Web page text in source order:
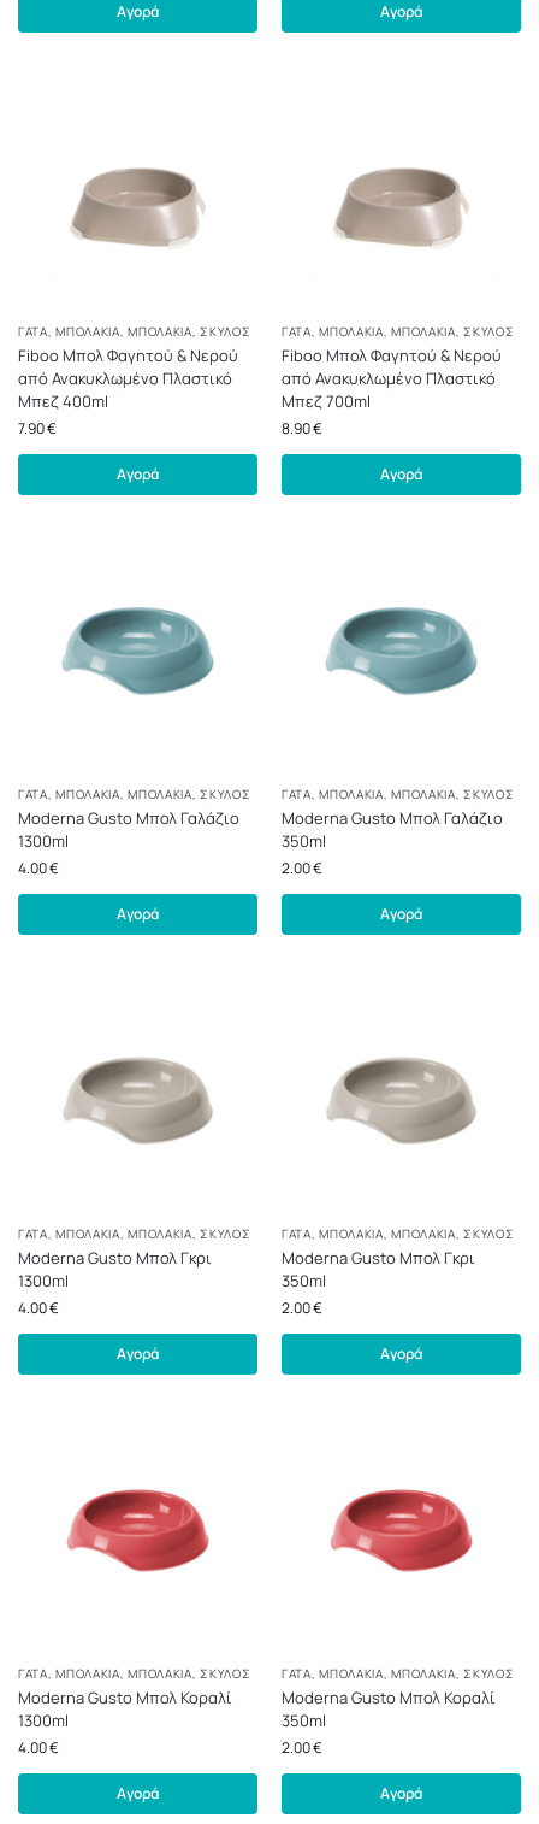
Αγορά Αγορά
ΓΆΤΑ,ΜΠΟΛΆΚΙΑ,ΜΠΟΛΆΚΙΑ,ΣΚΎΛΟΣ
Fiboo Μπολ Φαγητού & Νερού
από Ανακυκλωμένο Πλαστικό
Μπεζ 400ml
7.90€
Αγορά
ΓΆΤΑ,ΜΠΟΛΆΚΙΑ,ΜΠΟΛΆΚΙΑ,ΣΚΎΛΟΣ
Fiboo Μπολ Φαγητού & Νερού
από Ανακυκλωμένο Πλαστικό
Μπεζ 700ml
8.90€
Αγορά
ΓΆΤΑ,ΜΠΟΛΆΚΙΑ,ΜΠΟΛΆΚΙΑ,ΣΚΎΛΟΣ
Moderna Gusto Μπολ Γαλάζιο
1300ml
4.00€
Αγορά
ΓΆΤΑ,ΜΠΟΛΆΚΙΑ,ΜΠΟΛΆΚΙΑ,ΣΚΎΛΟΣ
Moderna Gusto Μπολ Γαλάζιο
350ml
2.00€
Αγορά
ΓΆΤΑ,ΜΠΟΛΆΚΙΑ,ΜΠΟΛΆΚΙΑ,ΣΚΎΛΟΣ
Moderna Gusto Μπολ Γκρι
1300ml
4.00€
Αγορά
ΓΆΤΑ,ΜΠΟΛΆΚΙΑ,ΜΠΟΛΆΚΙΑ,ΣΚΎΛΟΣ
Moderna Gusto Μπολ Γκρι
350ml
2.00€
Αγορά
ΓΆΤΑ,ΜΠΟΛΆΚΙΑ,ΜΠΟΛΆΚΙΑ,ΣΚΎΛΟΣ
Moderna Gusto Μπολ Κοραλί
1300ml
4.00€
Αγορά
ΓΆΤΑ,ΜΠΟΛΆΚΙΑ,ΜΠΟΛΆΚΙΑ,ΣΚΎΛΟΣ
Moderna Gusto Μπολ Κοραλί
350ml
2.00€
Αγορά